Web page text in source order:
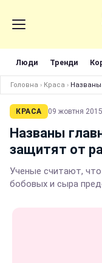
Люди Тренди
Головна › Краса › Названы
КРАСА 09 жовтня
Названы
защитят от
Ученые считают,
бобовых и сыра